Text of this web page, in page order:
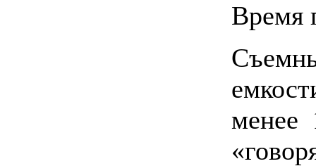
Время
менее